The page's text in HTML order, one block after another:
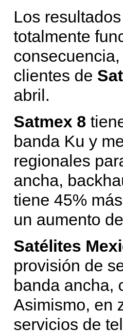
Los
totalmente
consecuencia,
clientes de
abril.
Satmex 8
banda Ku y
regionales
ancha,
tiene 45%
un aumento
Satélites
provisión de
banda ancha,
Asimismo, en
servicios de